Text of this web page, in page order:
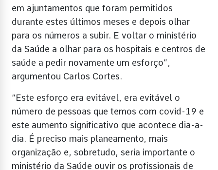
em ajuntamentos que foram permitidos
durante estes últimos meses e depois olhar
para os números a subir. E voltar o ministério
da Saúde a olhar para os hospitais e centros de
saúde a pedir novamente um esforço”,
argumentou Carlos Cortes.
“Este esforço era evitável, era evitável o
número de pessoas que temos com covid-19 e
este aumento significativo que acontece dia-a-
dia. É preciso mais planeamento, mais
organização e, sobretudo, seria importante o
ministério da Saúde ouvir os profissionais de